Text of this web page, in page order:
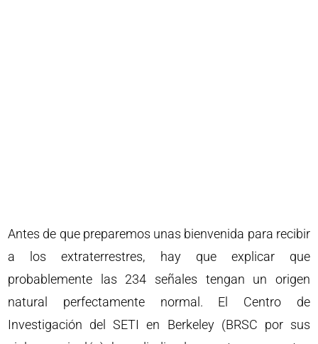
Antes de que preparemos unas bienvenida para recibir
a los extraterrestres, hay que explicar que
probablemente las 234 señales tengan un origen
natural perfectamente normal. El Centro de
Investigación del SETI en Berkeley (BRSC por sus